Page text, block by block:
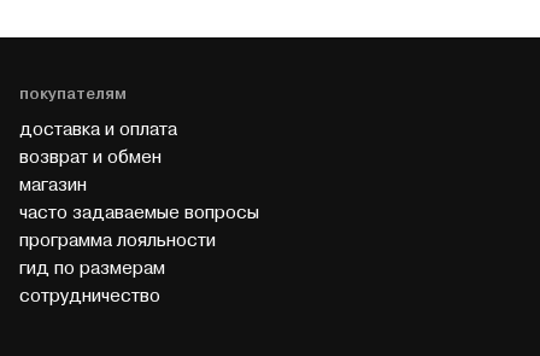
покупателям
доставка и оплата
возврат и обмен
магазин
часто задаваемые вопросы
программа лояльности
гид по размерам
cотрудничество